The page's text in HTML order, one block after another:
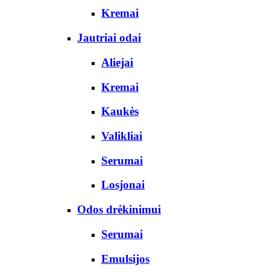
Kremai
Jautriai odai
Aliejai
Kremai
Kaukės
Valikliai
Serumai
Losjonai
Odos drėkinimui
Serumai
Emulsijos